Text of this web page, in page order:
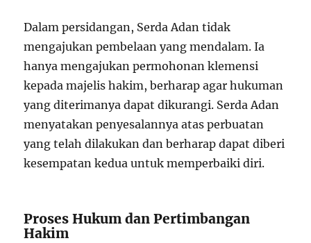
Dalam persidangan, Serda Adan tidak
mengajukan pembelaan yang mendalam. Ia
hanya mengajukan permohonan klemensi
kepada majelis hakim, berharap agar hukuman
yang diterimanya dapat dikurangi. Serda Adan
menyatakan penyesalannya atas perbuatan
yang telah dilakukan dan berharap dapat diberi
kesempatan kedua untuk memperbaiki diri.
Proses Hukum dan Pertimbangan
Hakim